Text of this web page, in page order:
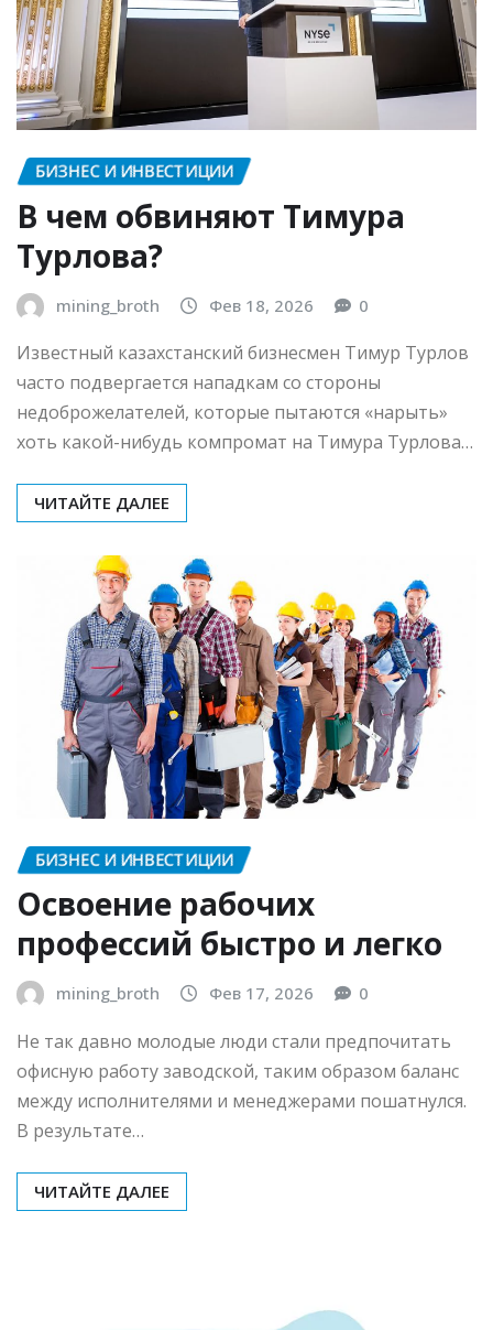
БИЗНЕС И ИНВЕСТИЦИИ
В чем обвиняют Тимура
Турлова?
mining_broth Фев 18, 2026 0
Известный казахстанский бизнесмен Тимур Турлов
недоброжелателей, которые пытаются «нарыть»
хоть какой-нибудь компромат на Тимура Турлова…
ЧИТАЙТЕ ДАЛЕЕ
БИЗНЕС И ИНВЕСТИЦИИ
Освоение рабочих
профессий быстро и легко
mining_broth
Не так давно молодые люди стали предпочитать